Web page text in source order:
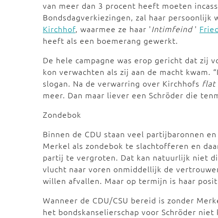
van meer dan 3 procent heeft moeten
Bondsdagverkiezingen, zal haar
Kirchhof, waarmee ze haar 'Intimfeind'
heeft als een boemerang gewerkt.
De hele campagne was erop gericht dat zij
kon verwachten als zij aan de macht kwam.
slogan. Na de verwarring over Kirchhofs flat
meer. Dan maar liever een Schröder die
Zondebok
Binnen de CDU staan veel partijbaronnen
Merkel als zondebok te slachtofferen en
partij te vergroten. Dat kan natuurlijk niet
vlucht naar voren onmiddellijk de
willen afvallen. Maar op termijn is haar
Wanneer de CDU/CSU bereid is zonder
het bondskanselierschap voor Schröder